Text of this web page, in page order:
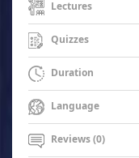
Lectures
Quizzes
Duration
Language
Reviews (0)